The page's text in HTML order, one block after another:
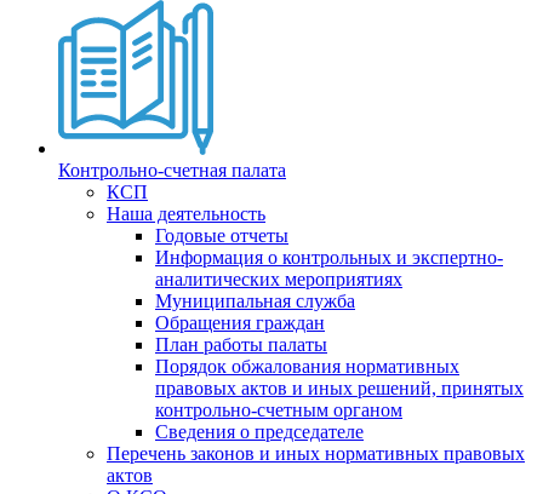
Контрольно-счетная палата
КСП
Наша деятельность
Годовые отчеты
Информация о контрольных и экспертно-
аналитических мероприятиях
Муниципальная служба
Обращения граждан
План работы палаты
Порядок обжалования нормативных
правовых актов и иных решений, принятых
контрольно-счетным органом
Сведения о председателе
Перечень законов и иных нормативных правовых
актов